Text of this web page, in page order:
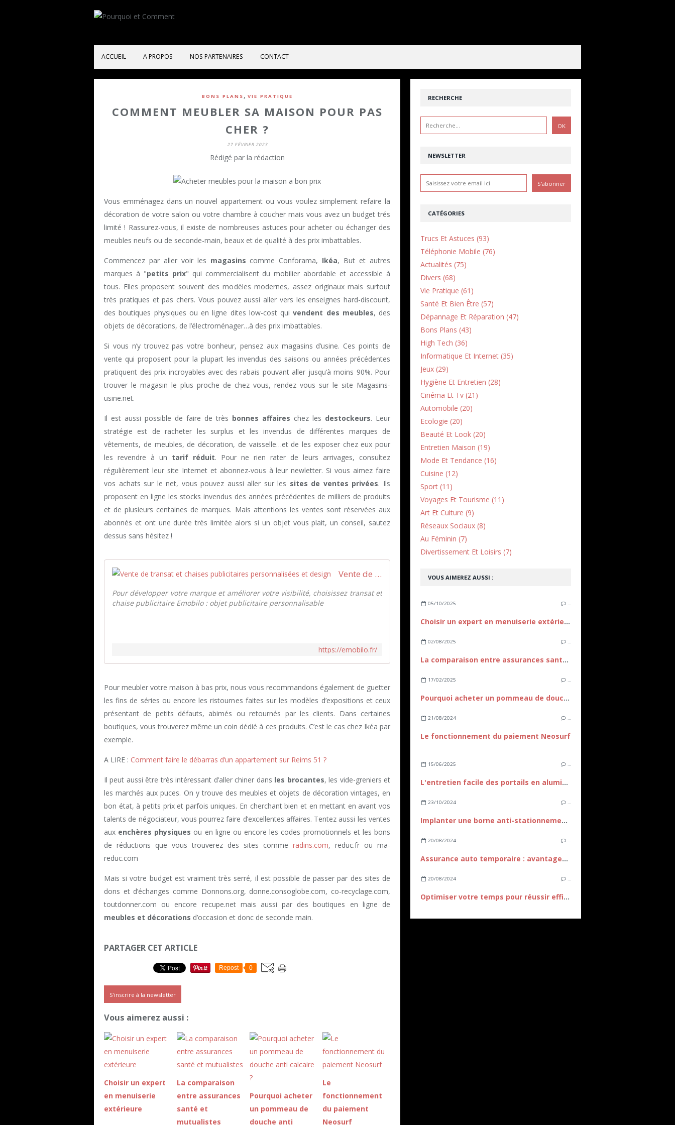
ACCUEIL A PROPOS NOS PARTENAIRES CONTACT
BONS PLANS , VIE PRATIQUE
COMMENT MEUBLER SA MAISON POUR PAS
CHER ?
27 FÉVRIER 2023
Rédigé par la rédaction
Vous emménagez dans un nouvel appartement ou vous voulez simplement refaire la
décoration de votre salon ou votre chambre à coucher mais vous avez un budget trés
limité ! Rassurez-vous, il existe de nombreuses astuces pour acheter ou échanger des
meubles neufs ou de seconde-main, beaux et de qualité à des prix imbattables.
Commencez par aller voir les magasins comme Conforama, Ikéa, But et autres
marques à "petits prix" qui commercialisent du mobilier abordable et accessible à
tous. Elles proposent souvent des modèles modernes, assez originaux mais surtout
très pratiques et pas chers. Vous pouvez aussi aller vers les enseignes hard-discount,
des boutiques physiques ou en ligne dites low-cost quivendent des meubles, des
objets de décorations, de l’électroménager…à des prix imbattables.
Si vous n’y trouvez pas votre bonheur, pensez aux magasins d’usine. Ces points de
vente qui proposent pour la plupart les invendus des saisons ou années précédentes
pratiquent des prix incroyables avec des rabais pouvant aller jusqu’à moins 90%. Pour
trouver le magasin le plus proche de chez vous, rendez vous sur le site Magasins-
usine.net.
Il est aussi possible de faire de très bonnes affaires chez les destockeurs. Leur
stratégie est de racheter les surplus et les invendus de différentes marques de
vêtements, de meubles, de décoration, de vaisselle…et de les exposer chez eux pour
les revendre à un tarif réduit. Pour ne rien rater de leurs arrivages, consultez
régulièrement leur site Internet et abonnez-vous à leur newletter. Si vous aimez faire
vos achats sur le net, vous pouvez aussi aller sur les sites de ventes privées. Ils
proposent en ligne les stocks invendus des années précédentes de milliers de produits
et de plusieurs centaines de marques. Mais attentions les ventes sont réservées aux
abonnés et ont une durée très limitée alors si un objet vous plait, un conseil, sautez
dessus sans hésitez !
Vente de transat et chaises publicitaires personnalisées et design
Pour développer votre marque et améliorer votre visibilité, choisissez transat et
chaise publicitaire Emobilo : objet publicitaire personnalisable
https://emobilo.fr/
Pour meubler votre maison à bas prix, nous vous recommandons également de guetter
les fins de séries ou encore les ristournes faites sur les modèles d’expositions et ceux
présentant de petits défauts, abimés ou retournés par les clients. Dans certaines
boutiques, vous trouverez même un coin dédié à ces produits. C’est le cas chez Ikéa par
exemple.
A LIRE : Comment faire le débarras d’un appartement sur Reims 51 ?
Il peut aussi être très intéressant d’aller chiner dans les brocantes, les vide-greniers et
les marchés aux puces. On y trouve des meubles et objets de décoration vintages, en
bon état, à petits prix et parfois uniques. En cherchant bien et en mettant en avant vos
talents de négociateur, vous pourrez faire d’excellentes affaires. Tentez aussi les ventes
aux enchères physiques ou en ligne ou encore les codes promotionnels et les bons
de réductions que vous trouverez des sites comme radins.com, reduc.fr ou ma-
reduc.com
Mais si votre budget est vraiment très serré, il est possible de passer par des sites de
dons et d’échanges comme Donnons.org, donne.consoglobe.com, co-recyclage.com,
toutdonner.com ou encore recupe.net mais aussi par des boutiques en ligne de
meubles et décorations d’occasion et donc de seconde main.
PARTAGER CET ARTICLE
Repost 0
S'inscrire à la newsletter
Vous aimerez aussi :
Choisir un expert
en menuiserie
extérieure
La comparaison
entre assurances
santé et
mutualistes
Pourquoi acheter
un pommeau de
douche anti
Le
fonctionnement
du paiement
Neosurf
NEWSLETTER
RECHERCHE
VOUS AIMEREZ AUSSI :
05/10/2025 …
Choisir un expert en menuiserie extérieure
02/08/2025 …
La comparaison entre assurances santé et mutualistes
17/02/2025 …
Pourquoi acheter un pommeau de douche anti calcaire ?
21/08/2024 …
Le fonctionnement du paiement Neosurf
15/06/2025 …
L'entretien facile des portails en aluminium
23/10/2024 …
Implanter une borne anti-stationnement devant sa maison
20/08/2024 …
Assurance auto temporaire : avantages et flexibilité
20/08/2024 …
Optimiser votre temps pour réussir efficacement
CATÉGORIES
Trucs Et Astuces (93)
Téléphonie Mobile (76)
Actualités (75)
Divers (68)
Vie Pratique (61)
Santé Et Bien Être (57)
Dépannage Et Réparation (47)
Bons Plans (43)
High Tech (36)
Informatique Et Internet (35)
Jeux (29)
Hygiène Et Entretien (28)
Cinéma Et Tv (21)
Automobile (20)
Ecologie (20)
Beauté Et Look (20)
Entretien Maison (19)
Mode Et Tendance (16)
Cuisine (12)
Sport (11)
Voyages Et Tourisme (11)
Art Et Culture (9)
Réseaux Sociaux (8)
Au Féminin (7)
Divertissement Et Loisirs (7)